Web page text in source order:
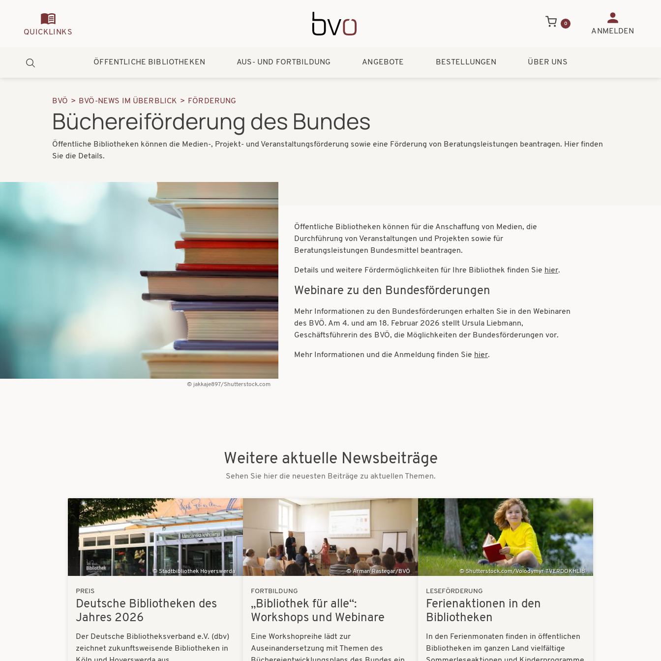
Direkt zum Inhalt
Quickmenu
QUICKLINKS
0
ANMELDEN
Hauptnavigation
ÖFFENTLICHE BIBLIOTHEKEN AUS- UND FORTBILDUNG ANGEBOTE BESTELLUNGEN ÜBER UNS
Suche
Pfadnavigation
BVÖ BVÖ-NEWS IM ÜBERBLICK FÖRDERUNG
Büchereiförderung des Bundes
Öffentliche Bibliotheken können die Medien-, Projekt- und Veranstaltungsförderung sowie eine Förderung von Beratungsleistungen beantragen. Hier finden
Sie die Details.
jakkaje897/Shutterstock.com
Öffentliche Bibliotheken können für die Anschaffung von Medien, die
Durchführung von Veranstaltungen und Projekten sowie für
Beratungsleistungen Bundesmittel beantragen.
Details und weitere Fördermöglichkeiten für Ihre Bibliothek finden Sie hier.
Webinare zu den Bundesförderungen
Mehr Informationen zu den Bundesförderungen erhalten Sie in den Webinaren
des BVÖ. Am 4. und am 18. Februar 2026 stellt Ursula Liebmann,
Geschäftsführerin des BVÖ, die Möglichkeiten der Bundesförderungen vor.
Mehr Informationen und die Anmeldung finden Sie hier.
Weitere aktuelle Newsbeiträge
Sehen Sie hier die neuesten Beiträge zu aktuellen Themen.
Bilder
Stadtbibliothek Hoyerswerda
PREIS
Deutsche Bibliotheken des
Jahres 2026
Der Deutsche Bibliotheksverband e.V. (dbv)
zeichnet zukunftsweisende Bibliotheken in
Arman Rastegar/BVÖ
FORTBILDUNG
„Bibliothek für alle“:
Workshops und Webinare
Eine Workshopreihe lädt zur
Auseinandersetzung mit Themen des
Bilder
Shutterstock.com/Volodymyr TVERDOKHLIB
LESEFÖRDERUNG
Ferienaktionen in den
Bibliotheken
In den Ferienmonaten finden in öffentlichen
Bibliotheken im ganzen Land vielfältige